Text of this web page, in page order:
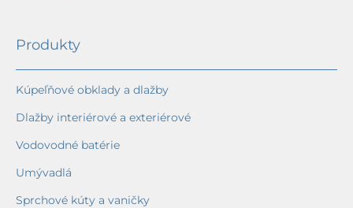
Produkty
Kúpeľňové obklady a dlažby
Dlažby interiérové a exteriérové
Vodovodné batérie
Umývadlá
Sprchové kúty a vaničky